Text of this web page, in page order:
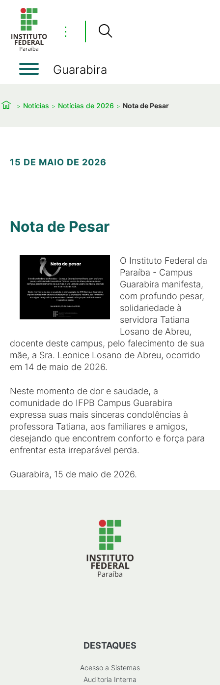
⋮
Guarabira
Notícias Notícias de 2026 Nota de Pesar
15 DE MAIO DE 2026
Nota de Pesar
O Instituto Federal da
Paraíba - Campus
Guarabira manifesta,
com profundo pesar,
solidariedade à
servidora Tatiana
Losano de Abreu,
docente deste campus, pelo falecimento de sua
mãe, a Sra. Leonice Losano de Abreu, ocorrido
em 14 de maio de 2026.
Neste momento de dor e saudade, a
comunidade do IFPB Campus Guarabira
expressa suas mais sinceras condolências à
professora Tatiana, aos familiares e amigos,
desejando que encontrem conforto e força para
enfrentar esta irreparável perda.
Guarabira, 15 de maio de 2026.
DESTAQUES
Acesso a Sistemas
Auditoria Interna